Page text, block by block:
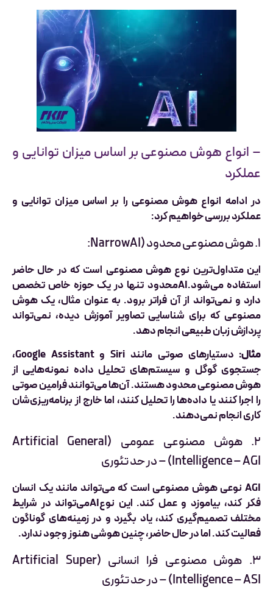
– انواع هوش مصنوعی بر اساس میزان توانایی و
عملکرد
در ادامه انواع هوش مصنوعی را بر اساس میزان توانایی و
عملکرد بررسی خواهیم کرد:
این متداول‌ترین نوع هوش مصنوعی است که در حال حاضر
استفاده می‌شود.AIمحدود تنها در یک حوزه خاص تخصص
دارد و نمی‌تواند از آن فراتر برود. به عنوان مثال، یک هوش
مصنوعی که برای شناسایی تصاویر آموزش دیده، نمی‌تواند
پردازش زبان طبیعی انجام دهد.
مثال:
دستیارهای صوتی مانند Siri و Google Assistant،
جستجوی گوگل و سیستم‌های تحلیل داده نمونه‌هایی از
هوش مصنوعی محدود هستند. آن‌ها می‌توانند فرامین صوتی
را اجرا کنند یا داده‌ها را تحلیل کنند، اما خارج از برنامه‌ریزی‌شان
کاری انجام نمی‌دهند.
۲. هوش مصنوعی عمومی (Artificial General
Intelligence – AGI) – در حد تئوری
AGI نوعی هوش مصنوعی است که می‌تواند مانند یک انسان
فکر کند، بیاموزد و عمل کند. این نوعAIمی‌تواند در شرایط
مختلف تصمیم‌گیری کند، یاد بگیرد و در زمینه‌های گوناگون
فعالیت کند. اما در حال حاضر، چنین هوشی هنوز وجود ندارد.
۳. هوش مصنوعی فرا انسانی (Artificial Super
Intelligence – ASI) – در حد تئوری